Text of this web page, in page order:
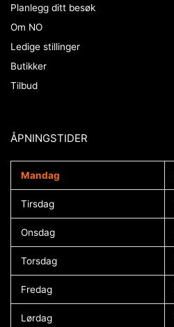
Planlegg ditt besøk
Om NO
Ledige stillinger
Butikker
Tilbud
ÅPNINGSTIDER​
Mandag
Tirsdag
Onsdag
Torsdag
Fredag
Lørdag